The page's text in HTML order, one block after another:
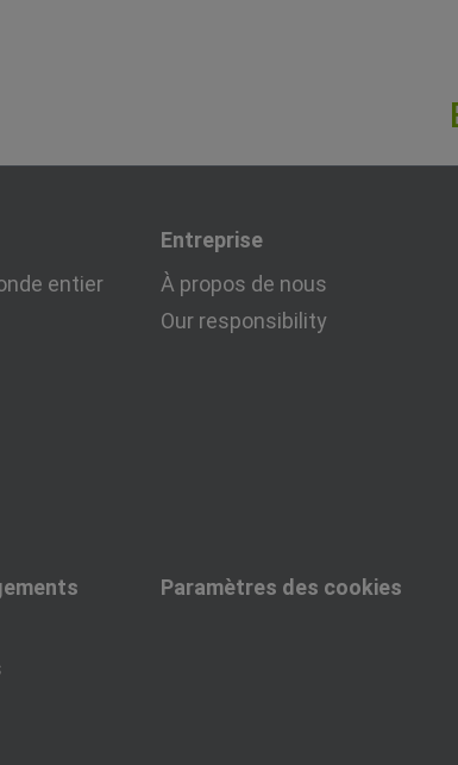
entier
Entreprise
À propos de nous
Our responsibility
Paramètres des cookies